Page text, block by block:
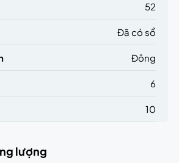
52
Đã có sổ
Đông
6
10
lượng